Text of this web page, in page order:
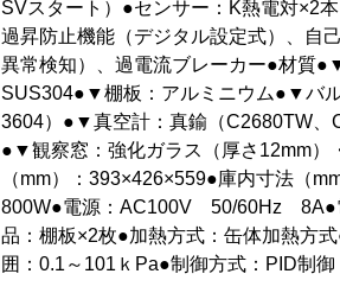
SVスタート）●センサー：K熱電対×2
過昇防止機能（デジタル設定式）、自
異常検知）、過電流ブレーカー●材質
SUS304●▼棚板：アルミニウム●▼バ
3604）●▼真空計：真鍮（C2680TW
●▼観察窓：強化ガラス（厚さ12mm）
（mm）：393×426×559●庫内寸法（
800W●電源：AC100V 50/60Hz 8A●
品：棚板×2枚●加熱方式：缶体加熱方
囲：0.1～101ｋPa●制御方式：PID制